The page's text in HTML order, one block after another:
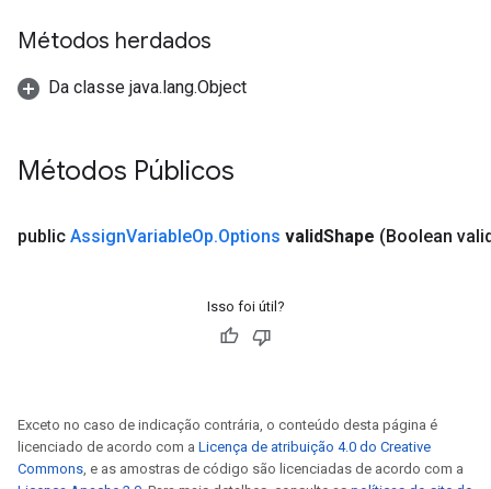
Métodos herdados
Da classe java.lang.Object
Métodos Públicos
public AssignVariableOp.Options validShape (Boolean
Isso foi útil?
Exceto no caso de indicação contrária, o conteúdo desta página é
licenciado de acordo com a Licença de atribuição 4.0 do Creative
Commons, e as amostras de código são licenciadas de acordo com a